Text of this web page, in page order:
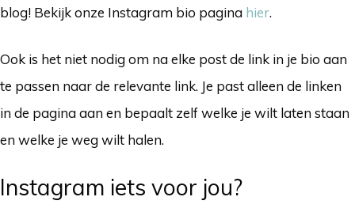
blog! Bekijk onze Instagram bio pagina hier.
Ook is het niet nodig om na elke post de link in je bio aan
te passen naar de relevante link. Je past alleen de linken
in de pagina aan en bepaalt zelf welke je wilt laten staan
en welke je weg wilt halen.
Instagram iets voor jou?